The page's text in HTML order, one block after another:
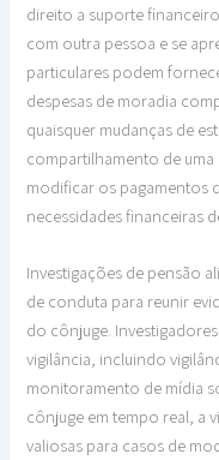
direito a suporte
com outra pessoa e se
particulares podem
despesas de moradia
quaisquer mudanças de
compartilhamento de uma
modificar os pagamentos
necessidades financeiras
Investigações de pensão
de conduta para reunir
do cônjuge.
vigilância, incluindo
monitoramento de mídia
cônjuge em tempo real, a
valiosas para casos de